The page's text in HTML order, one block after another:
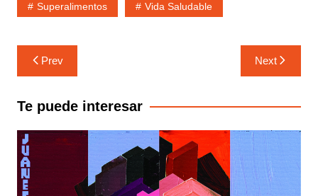
Superalimentos Vida Saludable
Navegación
de
entradas
Prev Next
Te puede interesar